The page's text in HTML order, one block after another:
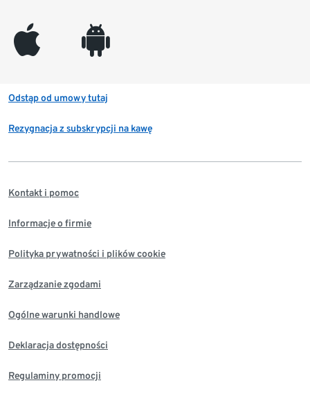
appleinc android
Odstąp od umowy tutaj
Rezygnacja z subskrypcji na kawę
Kontakt i pomoc
Informacje o firmie
Polityka prywatności i plików cookie
Zarządzanie zgodami
Ogólne warunki handlowe
Deklaracja dostępności
Regulaminy promocji